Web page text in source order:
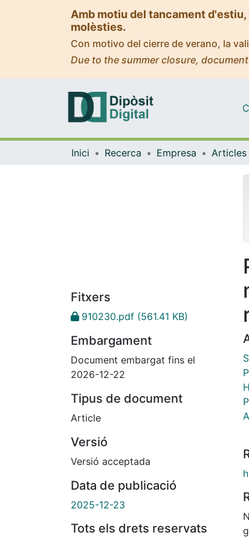
Amb motiu del tancament
molèsties.
Con motivo del cierre de verano, la
Due to the summer closure,
Inici Recerca Empresa
Fitxers
910230.pdf (561.41 KB)
Embargament
Document embargat fins el
2026-12-22
Tipus de document
Article
Versió
Versió acceptada
Data de publicació
2025-12-23
Tots els drets reservats